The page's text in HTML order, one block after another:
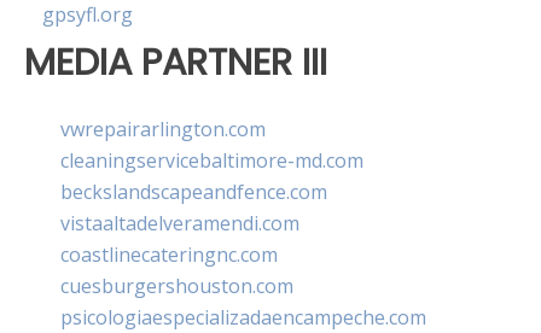
gpsyfl.org
MEDIA PARTNER III
vwrepairarlington.com
cleaningservicebaltimore-md.com
beckslandscapeandfence.com
vistaaltadelveramendi.com
coastlinecateringnc.com
cuesburgershouston.com
psicologiaespecializadaencampeche.com